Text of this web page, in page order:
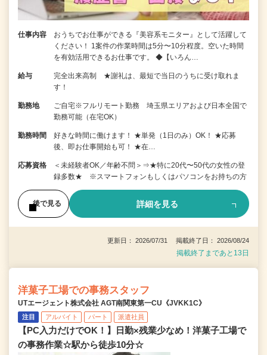
仕事内容
おうちでお仕事ができる『美容系モニター』として活躍して
ください！ 1案件の作業時間は5分〜10分程度。空いた時間
を有効活用できるお仕事です。 ◆【いろん…
給与
完全出来高制 ★謝礼は、最短で当日のうちに受け取れま
す！
勤務地
ご自宅※フルリモート勤務 埼玉県エリアおよび日本全国で
勤務可能（在宅OK）
勤務時間
好きな時間に働けます！ ★単発（1日のみ）OK！ ★応募
後、即お仕事開始も可！ ★在…
応募資格
＜未経験者OK／年齢不問＞⇒★特に20代〜50代の女性の登
録多数★ ※スマートフォンもしくはパソコンをお持ちの方
後で見る 詳細を見る
更新日： 2026/07/31 掲載終了日： 2026/08/24
掲載終了まであと13日
洋菓子工場での事務スタッフ
UTエージェント株式会社 AGT南関東第一CU《JVKK1C》
注目 アルバイト パート 派遣社員
【PC入力だけでOK！】日勤×残業少なめ！洋菓子工場で
の事務作業☆駅から徒歩10分☆